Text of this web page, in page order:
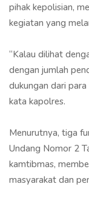
pihak kepolisian,
kegiatan yang
“Kalau dilihat
dengan jumlah
dukungan dari
kata kapolres.
Menurutnya, tiga
Undang Nomor 2
kamtibmas,
masyarakat dan